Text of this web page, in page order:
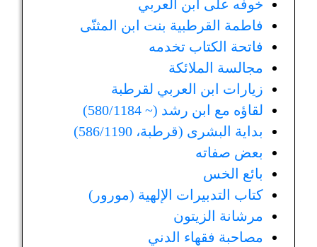
خوفه على ابن العربي
فاطمة القرطبية بنت ابن المثنّى
فاتحة الكتاب تخدمه
مجالسة الملائكة
زيارات ابن العربي لقرطبة
لقاؤه مع ابن رشد (~ 580/1184)
بداية البشرى (قرطبة، 586/1190)
بعض صفاته
بائع الخس
كتاب التدبيرات الإلهية (مورور)
مرشانة الزيتون
مصاحبة فقهاء الدني